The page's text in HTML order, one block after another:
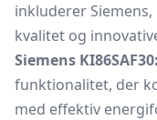
inkluderer
kvalitet og
Siemens KI86SAF30:
funktionalitet, der
med effektiv